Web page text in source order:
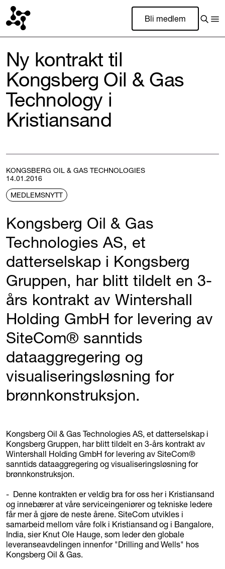
Bli medlem
Ny kontrakt til
Kongsberg Oil & Gas
Technology i
Kristiansand
KONGSBERG OIL & GAS TECHNOLOGIES
14.01.2016
MEDLEMSNYTT
Kongsberg Oil & Gas
Technologies AS, et
datterselskap i Kongsberg
Gruppen, har blitt tildelt en 3-
års kontrakt av Wintershall
Holding GmbH for levering av
SiteCom® sanntids
dataaggregering og
visualiseringsløsning for
brønnkonstruksjon.
Kongsberg Oil & Gas Technologies AS, et datterselskap i
Kongsberg Gruppen, har blitt tildelt en 3-års kontrakt av
Wintershall Holding GmbH for levering av SiteCom®
sanntids dataaggregering og visualiseringsløsning for
brønnkonstruksjon.
- Denne kontrakten er veldig bra for oss her i Kristiansand
og innebærer at våre serviceingeniører og tekniske ledere
får mer å gjøre de neste årene. SiteCom utvikles i
samarbeid mellom våre folk i Kristiansand og i Bangalore,
India, sier Knut Ole Hauge, som leder den globale
leveranseavdelingen innenfor "Drilling and Wells" hos
Kongsberg Oil & Gas.